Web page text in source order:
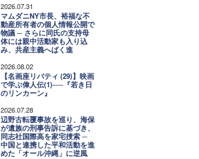
2026.07.31
マムダニNY市長、裕福な不
動産所有者の個人情報公開で
物議 ─ さらに同氏の支持母
体には親中活動家も入り込
み、共産主義へばく進
2026.08.02
【名画座リバティ (29)】映画
で学ぶ偉人伝(1)──『若き日
のリンカーン』
2026.07.28
辺野古転覆事故を巡り、海保
が遺族の刑事告訴に基づき、
同志社国際高を家宅捜索 ─
中国と連携した平和活動を進
めた「オール沖縄」に逆風